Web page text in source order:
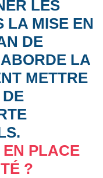
LES
LA MISE EN
DE
LA
METTRE
EN PLACE
?